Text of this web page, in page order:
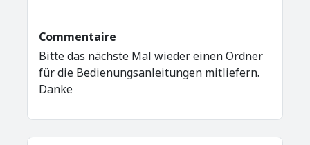
Commentaire
Bitte das nächste Mal wieder einen Ordner
für die Bedienungsanleitungen mitliefern.
Danke